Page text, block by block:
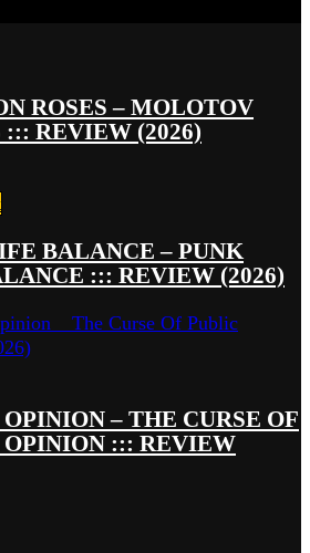
ROSES – MOLOTOV
::: REVIEW (2026)
BALANCE – PUNK
::: REVIEW (2026)
– THE CURSE OF
::: REVIEW